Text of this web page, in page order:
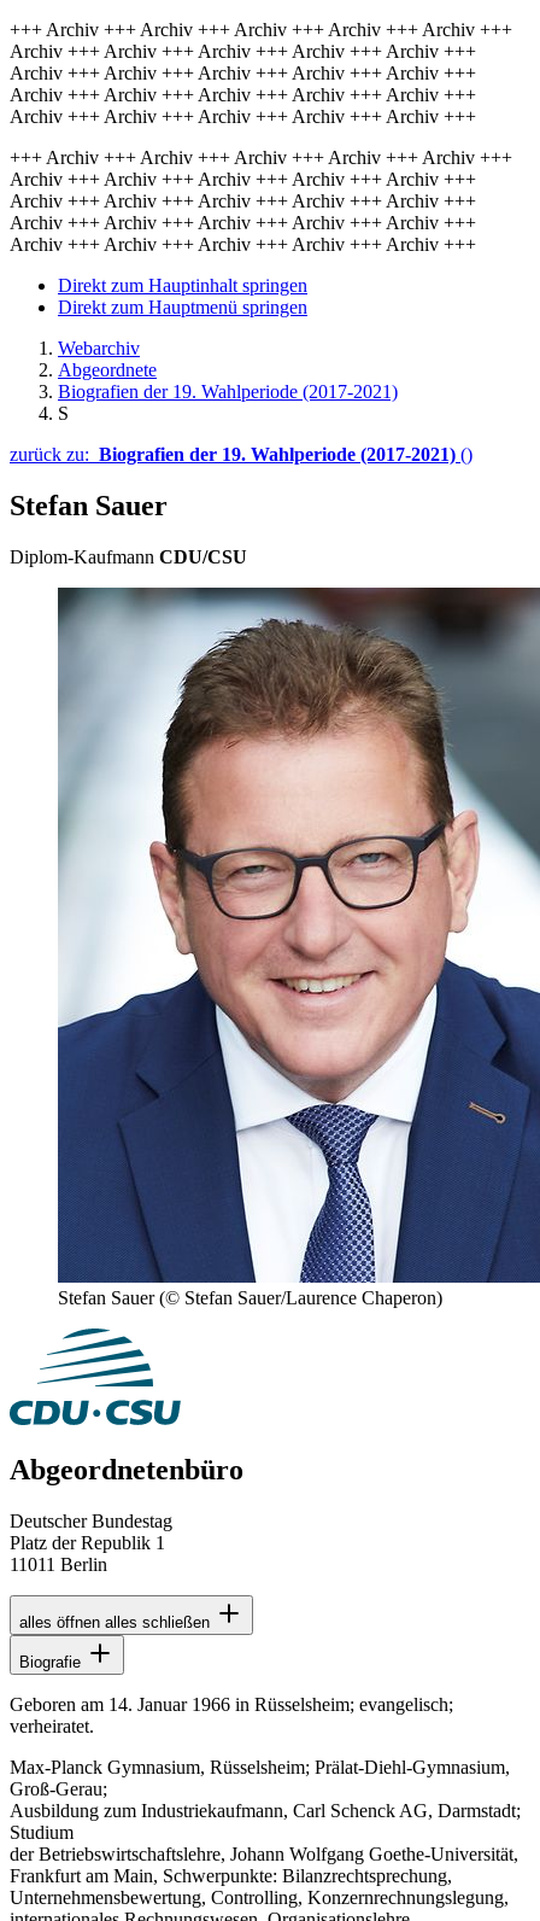
+++ Archiv +++ Archiv +++ Archiv +++ Archiv +++ Archiv +++
Archiv +++ Archiv +++ Archiv +++ Archiv +++ Archiv +++
Archiv +++ Archiv +++ Archiv +++ Archiv +++ Archiv +++
Archiv +++ Archiv +++ Archiv +++ Archiv +++ Archiv +++
Archiv +++ Archiv +++ Archiv +++ Archiv +++ Archiv +++
+++ Archiv +++ Archiv +++ Archiv +++ Archiv +++ Archiv +++
Archiv +++ Archiv +++ Archiv +++ Archiv +++ Archiv +++
Archiv +++ Archiv +++ Archiv +++ Archiv +++ Archiv +++
Archiv +++ Archiv +++ Archiv +++ Archiv +++ Archiv +++
Archiv +++ Archiv +++ Archiv +++ Archiv +++ Archiv +++
Direkt zum Hauptinhalt springen
Direkt zum Hauptmenü springen
Webarchiv
Abgeordnete
Biografien der 19. Wahlperiode (2017-2021)
S
zurück zu: Biografien der 19. Wahlperiode (2017-2021) ()
Stefan Sauer
Diplom-Kaufmann CDU/CSU
Stefan Sauer (© Stefan Sauer/Laurence Chaperon)
Abgeordnetenbüro
Deutscher Bundestag
Platz der Republik 1
11011 Berlin
alles öffnen alles schließen
Biografie
Geboren am 14. Januar 1966 in Rüsselsheim; evangelisch;
verheiratet.
Max-Planck Gymnasium, Rüsselsheim; Prälat-Diehl-Gymnasium,
Groß-Gerau;
Ausbildung zum Industriekaufmann, Carl Schenck AG, Darmstadt;
Studium
der Betriebswirtschaftslehre, Johann Wolfgang Goethe-Universität,
Frankfurt am Main, Schwerpunkte: Bilanzrechtsprechung,
Unternehmensbewertung, Controlling, Konzernrechnungslegung,